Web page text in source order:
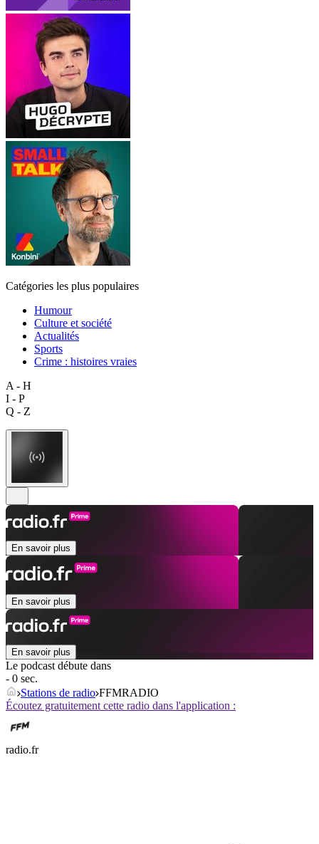
Catégories les plus populaires
Humour
Culture et société
Actualités
Sports
Crime : histoires vraies
A - H
I - P
Q - Z
En savoir plus
En savoir plus
En savoir plus
Le podcast débute dans
- 0 sec.
Stations de radio FFMRADIO
Écoutez gratuitement cette radio dans l'application :
radio.fr